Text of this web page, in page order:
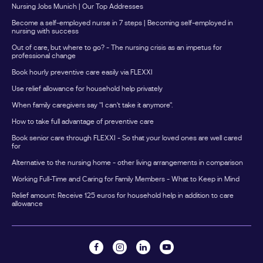
Pflegegrad 3 zuhause.Für die regelmäßige Unterstützung
im Alltag nutzt sie den monatlichen Entlastungsbetrag für
einmal im Jahr für eine Woche in den Urlaub.Während
Betreuung ihres Vaters. Die Kosten werden über die
Verhinderungspflege abgerechnet.So werden beide
Leistungen für unterschiedliche Zwecke genutzt, ohne
wissen nicht, dass der Entlastungsbetrag angespart
Kalenderjahres können grundsätzlich noch bis zum 30.
Juni des Folgejahres verwendet werden.Wer seine
Ansprüche regelmäßig überprüft, kann dadurch
zusätzliche Unterstützung finanzieren.Welche Leistungen
folgende Leistungen genutzt werden: Alltagsbegleitung
Nursing Jobs Munich | Our Top Addresses
Become a self-employed nurse in 7 steps | Becoming self-employed in
nursing with success
Out of care, but where to go? - The nursing crisis as an impetus for
professional change
Book hourly preventive care easily via FLEXXI
Use relief allowance for household help privately
When family caregivers say "I can't take it anymore".
How to take full advantage of preventive care
Book senior care through FLEXXI - So that your loved ones are well cared
for
Alternative to the nursing home - other living arrangements in comparison
Working Full-Time and Caring for Family Members - What to Keep in Mind
Relief amount: Receive 125 euros for household help in addition to care
allowance